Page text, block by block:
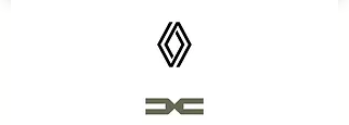
Autohaus D.Hacke GmbH